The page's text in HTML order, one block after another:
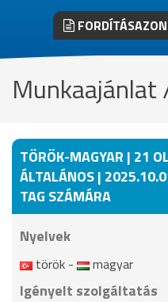
TÖRÖK-MAGYAR | 21
ÁLTALÁNOS |
TAG SZÁMÁRA
Nyelvek
török - magyar
Igényelt szolgáltatás